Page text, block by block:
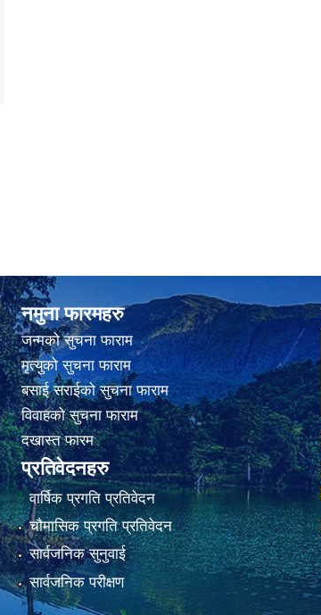
नमुना फारमहरु
जन्मको सुचना फाराम
मृत्युको सुचना फाराम
बसाई सराईको सुचना फाराम
विवाहको सुचना फाराम
दखास्त फारम
प्रतिवेदनहरु
वार्षिक प्रगति प्रतिवेदन
चौमासिक प्रगति प्रतिवेदन
सार्वजनिक सुनुवाई
सार्वजनिक परीक्षण